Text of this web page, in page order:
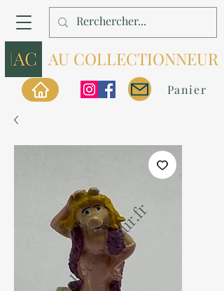
AU COLLECTIONNEUR
Panier